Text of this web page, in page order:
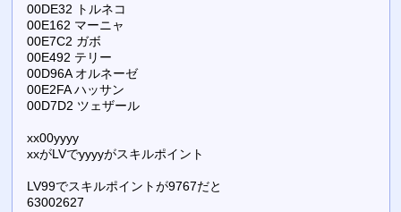
00DE32 トルネコ
00E162 マーニャ
00E7C2 ガボ
00E492 テリー
00D96A オルネーゼ
00E2FA ハッサン
00D7D2 ツェザール
xx00yyyy
xxがLVでyyyyがスキルポイント
LV99でスキルポイントが9767だと
63002627